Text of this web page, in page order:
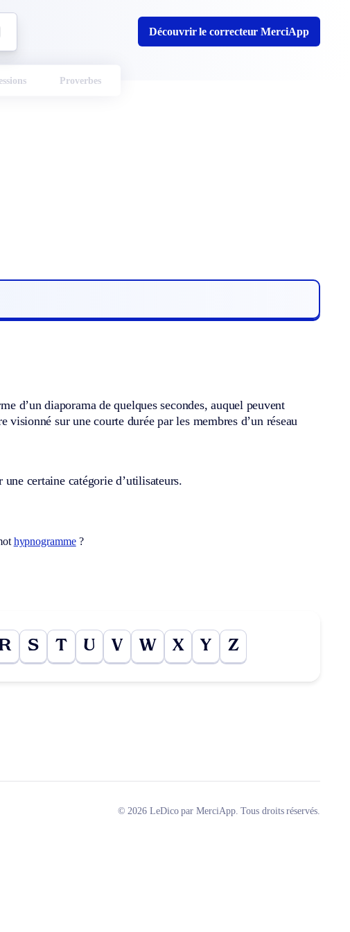
Découvrir le correcteur MerciApp
Proverbes
d’un diaporama de quelques secondes, auquel peuvent
sur une courte durée par les membres d’un réseau
certaine catégorie d’utilisateurs.
hypnogramme?
S T U V W X Y Z
© 2026 LeDico par MerciApp. Tous droits réservés.